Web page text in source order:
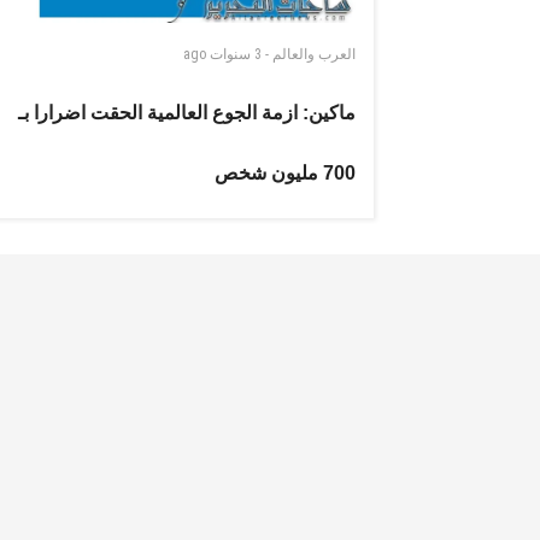
العرب والعالم - 3 سنوات ago
ماكين: ازمة الجوع العالمية الحقت اضرارا بـ
700 مليون شخص